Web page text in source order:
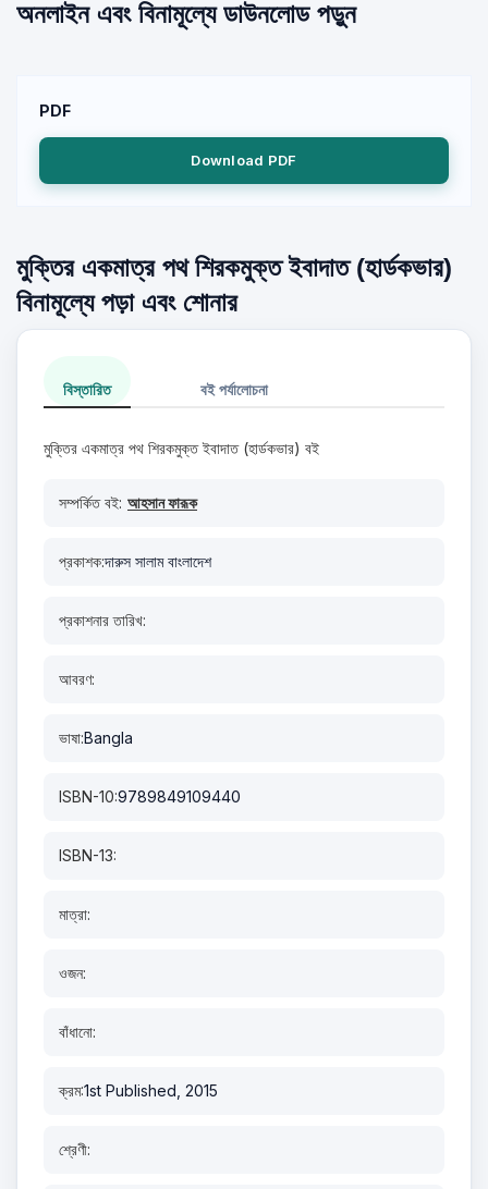
অনলাইন এবং বিনামূল্যে ডাউনলোড পড়ুন
PDF
Download PDF
মুক্তির একমাত্র পথ শিরকমুক্ত ইবাদাত (হার্ডকভার)
বিনামূল্যে পড়া এবং শোনার
বিস্তারিত বই পর্যালোচনা
মুক্তির একমাত্র পথ শিরকমুক্ত ইবাদাত (হার্ডকভার) বই
সম্পর্কিত বই: আহসান ফারূক
প্রকাশক:দারুস সালাম বাংলাদেশ
প্রকাশনার তারিখ:
আবরণ:
ভাষা:Bangla
ISBN-10:9789849109440
ISBN-13:
মাত্রা:
ওজন:
বাঁধানো:
ক্রম:1st Published, 2015
শ্রেণী: